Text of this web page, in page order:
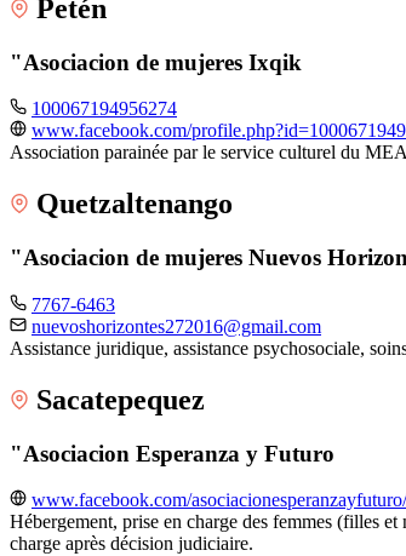
Petén
"Asociacion de mujeres Ixqik
100067194956274
www.facebook.com/
Association parainée par le service culturel du
Quetzaltenango
"Asociacion de mujeres Nuevos
7767-6463
nuevoshorizontes272016@gmail.com
Assistance juridique, assistance psychosociale,
Sacatepequez
"Asociacion Esperanza y Futuro
www.facebook.com/
Hébergement, prise en charge des femmes (filles
charge après décision judiciaire.